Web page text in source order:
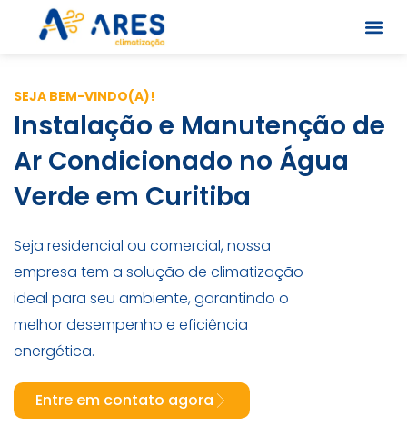
SEJA BEM-VINDO(A)!
Instalação e Manutenção de
Ar Condicionado no Água
Verde em Curitiba
Seja residencial ou comercial, nossa
empresa tem a solução de climatização
ideal para seu ambiente, garantindo o
melhor desempenho e eficiência
energética.
Entre em contato agora